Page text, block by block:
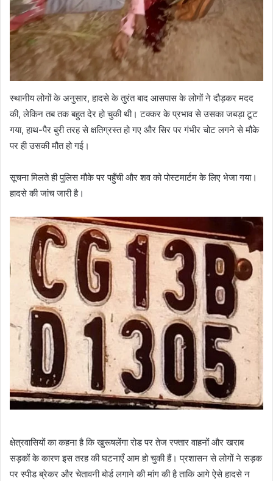
स्थानीय लोगों के अनुसार, हादसे के तुरंत बाद आसपास के लोगों ने दौड़कर मदद
की, लेकिन तब तक बहुत देर हो चुकी थी। टक्कर के प्रभाव से उसका जबड़ा टूट
गया, हाथ-पैर बुरी तरह से क्षतिग्रस्त हो गए और सिर पर गंभीर चोट लगने से मौके
पर ही उसकी मौत हो गई।
सूचना मिलते ही पुलिस मौके पर पहुँची और शव को पोस्टमार्टम के लिए भेजा गया।
हादसे की जांच जारी है।
क्षेत्रवासियों का कहना है कि खुरूषलेंगा रोड पर तेज रफ्तार वाहनों और खराब
सड़कों के कारण इस तरह की घटनाएँ आम हो चुकी हैं। प्रशासन से लोगों ने सड़क
पर स्पीड ब्रेकर और चेतावनी बोर्ड लगाने की मांग की है ताकि आगे ऐसे हादसे न